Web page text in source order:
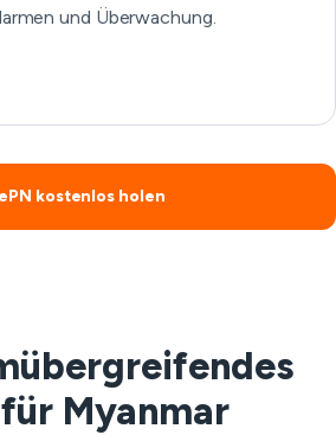
und Überwachung.
kostenlos holen
Myanmar